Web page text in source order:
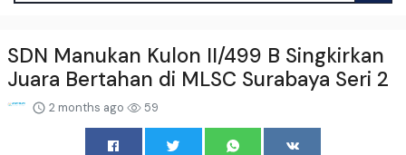
SDN Manukan Kulon II/499 B Singkirkan
Juara Bertahan di MLSC Surabaya Seri 2
2 months ago 59